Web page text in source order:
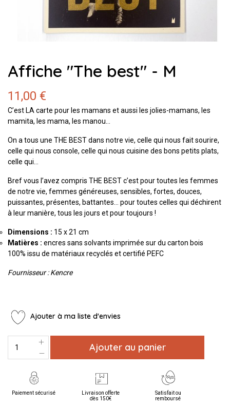
Affiche "The best" - M
11,00 €
C’est LA carte pour les mamans et aussi les jolies-mamans, les
mamita, les mama, les manou…
On a tous une THE BEST dans notre vie, celle qui nous fait sourire,
celle qui nous console, celle qui nous cuisine des bons petits plats,
celle qui…
Bref vous l’avez compris THE BEST c’est pour toutes les femmes
de notre vie, femmes généreuses, sensibles, fortes, douces,
puissantes, présentes, battantes… pour toutes celles qui déchirent
à leur manière, tous les jours et pour toujours !
Dimensions : 15 x21 cm
Matières : encres sans solvants imprimée sur du carton bois
100% issu de matériaux recyclés et certifié PEFC
Fournisseur : Kencre
Ajouter à ma liste d'envies
Ajouter au panier
Paiement sécurisé
Livraison offerte
dès 150€
Satisfait ou
remboursé